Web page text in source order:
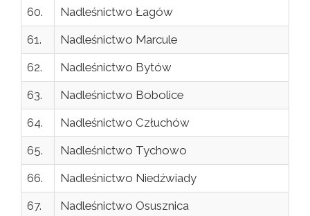
60.
Nadleśnictwo Łagów
61.
Nadleśnictwo Marcule
62.
Nadleśnictwo Bytów
63.
Nadleśnictwo Bobolice
64.
Nadleśnictwo Człuchów
65.
Nadleśnictwo Tychowo
66.
Nadleśnictwo Niedźwiady
67.
Nadleśnictwo Osusznica